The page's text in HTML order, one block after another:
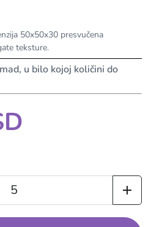
50x50x30 presvučena
teksture.
u bilo kojoj količini do